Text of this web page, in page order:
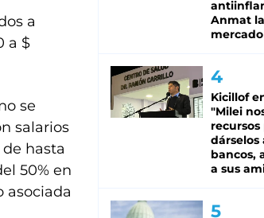
a
a $
se
salarios
hasta
50% en
asociada
Anmat
mercado
Kicillof
"Milei
recursos
dárselos
bancos,
a sus